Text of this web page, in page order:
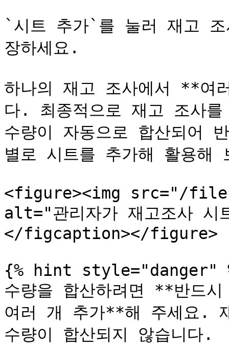
`시트 추가`를 눌러 재고 조
장하세요.
하나의 재고 조사에서 **여
다. 최종적으로 재고 조사
수량이 자동으로 합산되어
별로 시트를 추가해 활용해
<figure><img src="/
alt="관리자가 재고조사
</figcaption></figure>
{% hint style="danger"
수량을 합산하려면 **반드
여러 개 추가**해 주세요.
수량이 합산되지 않습니다.